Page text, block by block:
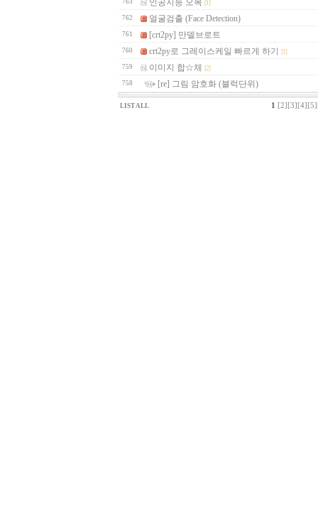
763 인공지능 오목 [1]
762 얼굴검출 (Face Detection)
761 [crt2py] 만델브로트
760 crt2py로 그레이스케일 빠르게 하기 [1]
759 이미지 합☆체 [2]
758 [re] 그림 암호화 (블럭단위)
LIST ALL 1 [2] [3] [4] [5]